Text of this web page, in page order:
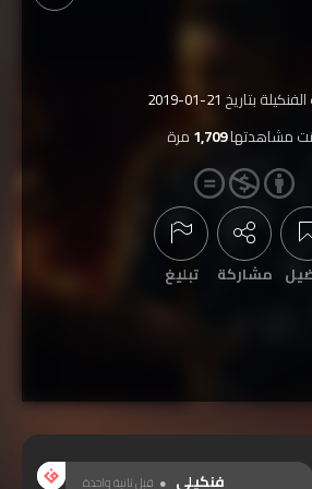
بتاريخ 2019-01-21
مشاهدتها1,709 مرة
مشاركة تبليغ
فنكيلي قبل ثانية واحدة